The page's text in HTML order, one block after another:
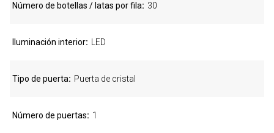
Número de botellas / latas por fila 30
Iluminación interior LED
Tipo de puerta Puerta de cristal
Número de puertas 1